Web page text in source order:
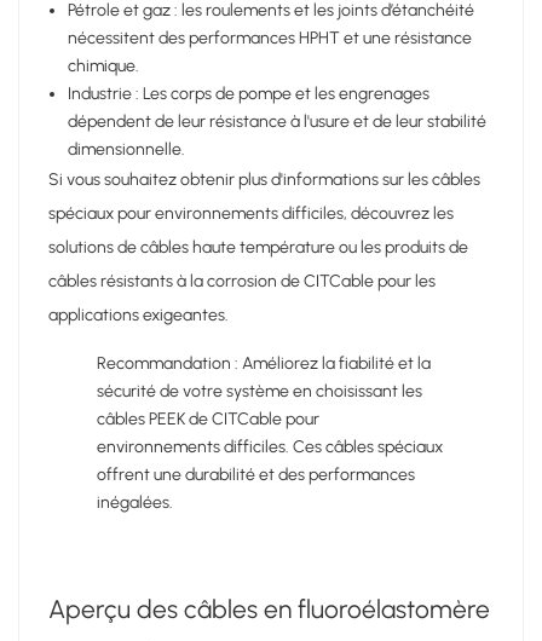
Pétrole et gaz : les roulements et les joints d’étanchéité
nécessitent des performances HPHT et une résistance
chimique.
Industrie : Les corps de pompe et les engrenages
dépendent de leur résistance à l'usure et de leur stabilité
dimensionnelle.
Si vous souhaitez obtenir plus d'informations sur les câbles
spéciaux pour environnements difficiles, découvrez les
solutions de câbles haute température ou les produits de
câbles résistants à la corrosion de CITCable pour les
applications exigeantes.
Recommandation : Améliorez la fiabilité et la
sécurité de votre système en choisissant les
câbles PEEK de CITCable pour
environnements difficiles. Ces câbles spéciaux
offrent une durabilité et des performances
inégalées.
Aperçu des câbles en fluoroélastomère